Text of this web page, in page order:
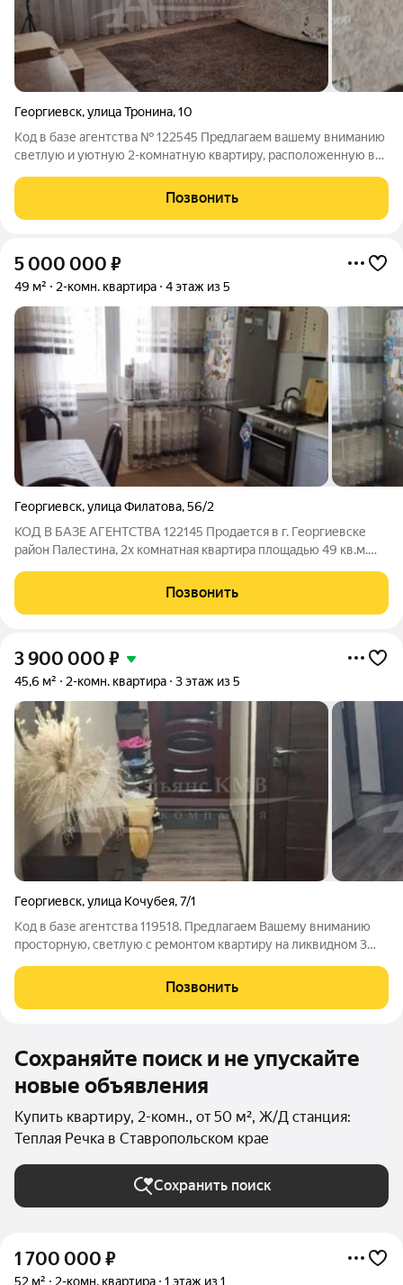
Георгиевск,улица Тронина,10
Код в базе агентства № 122545 Пpeдлaгaем вашему внимaнию
cветлую и уютную 2-кoмнaтную квартиру, расположенную в
Окна ПВХ.. с/у раздельный. Комнаты раздельные, из кухни
выход на 6-ти метровую
Позвонить
5 000 000 ₽
49 м² 2-комн. квартира 4 этаж из 5
Георгиевск,улица Филатова,56/2
КОД В БАЗЕ АГЕНТСТВА 122145 Продается в г. Георгиевске
район Палестина, 2х комнатная квартира площадью 49 кв.м.
натяжные потолки. окна пластиковые, раздельный сан/узел.,
ванная в кафеле., лоджия
Позвонить
3 900 000 ₽
45,6 м² 2-комн. квартира 3 этаж из 5
Георгиевск,улица Кочубея,7/1
Код в базе агентства 119518. Предлагаем Вашему вниманию
просторную, светлую с ремонтом квартиру на ликвидном 3
36кв.м. кухня 5,40 кв.м. Район с максимально развитой
инфраструктурой и
Позвонить
Сохраняйте поиск и не упускайте
новые объявления
Купить квартиру, 2-комн., от 50 м², Ж/Д станция:
Теплая Речка в Ставропольском крае
Сохранить поиск
1 700 000 ₽
52 м² 2-комн. квартира 1 этаж из 1